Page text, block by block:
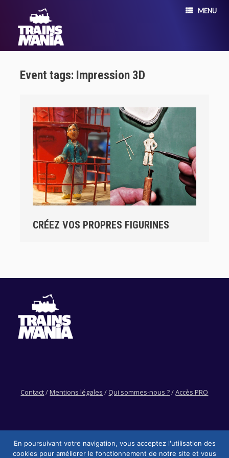
MENU
Event tags: Impression 3D
CRÉEZ VOS PROPRES FIGURINES
Contact/Mentions légales / Qui sommes-nous ?/Accès PRO
En poursuivant votre navigation, vous acceptez l'utilisation des
cookies pour améliorer le fonctionnement de notre site et vous